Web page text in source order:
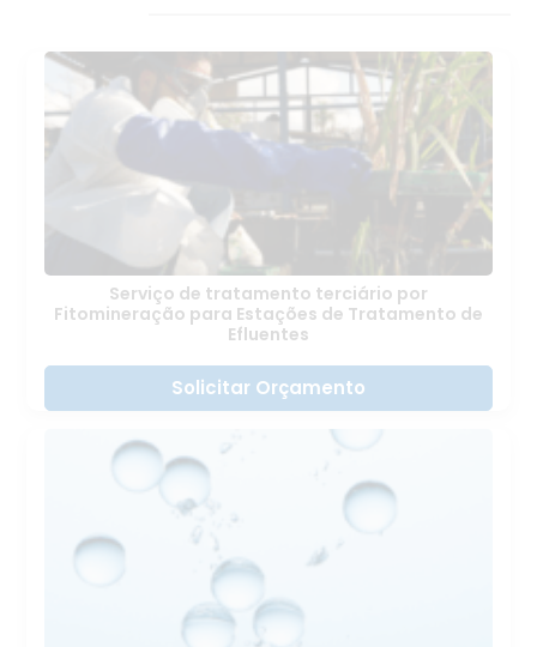
Serviço de tratamento terciário por
Fitomineração para Estações de Tratamento de
Efluentes
Solicitar Orçamento